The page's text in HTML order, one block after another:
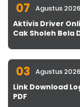
07 Agustus 2026
Aktivis Driver
Cak Sholeh Bela
03 Agustus 2026
Link Download
PDF